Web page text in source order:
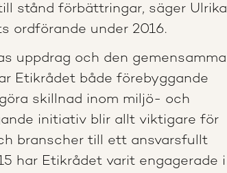
stånd förbättringar, säger Ulrika
ordförande under 2016.
uppdrag och den gemensamma
Etikrådet både förebyggande
skillnad inom miljö- och
initiativ blir allt viktigare för
branscher till ett ansvarsfullt
har Etikrådet varit engagerade i